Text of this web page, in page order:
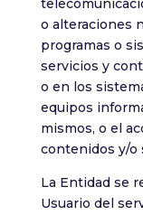
o alteraciones
programas o
servicios y
o en los
equipos
mismos, o el
contenidos y/o
La Entidad se
Usuario del